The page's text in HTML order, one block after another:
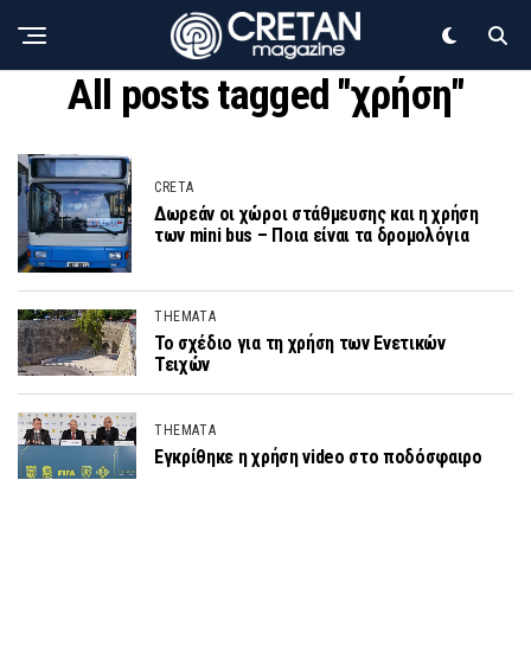
All posts tagged "χρήση"
CRETA
Δωρεάν οι χώροι στάθμευσης και η χρήση
των mini bus – Ποια είναι τα δρομολόγια
THEMATA
Το σχέδιο για τη χρήση των Ενετικών
Τειχών
THEMATA
Εγκρίθηκε η χρήση video στο ποδόσφαιρο